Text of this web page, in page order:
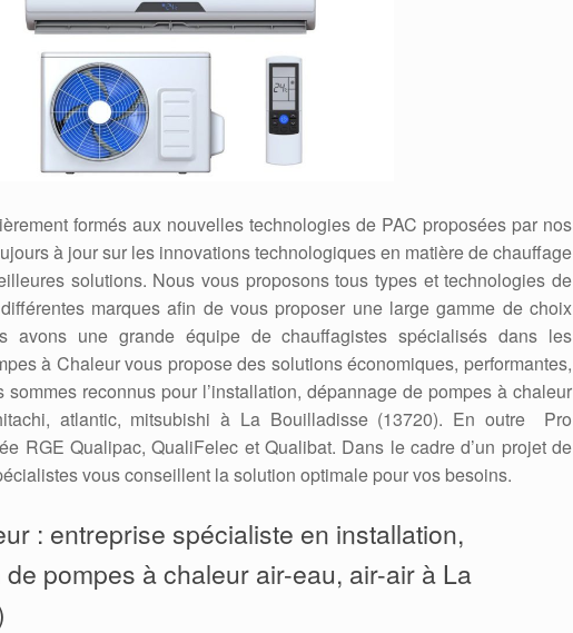
formés aux nouvelles technologies de PAC proposées par nos
à jour sur les innovations technologiques en matière de chauffage
solutions. Nous vous proposons tous types et technologies de
marques afin de vous proposer une large gamme de choix
avons une grande équipe de chauffagistes spécialisés dans les
à Chaleur vous propose des solutions économiques, performantes,
reconnus pour l’installation, dépannage de pompes à chaleur
atlantic, mitsubishi à La Bouilladisse (13720). En outre Pro
RGE Qualipac, QualiFelec et Qualibat. Dans le cadre d’un projet de
vous conseillent la solution optimale pour vos besoins.
: entreprise spécialiste en installation,
pompes à chaleur air-eau, air-air à La